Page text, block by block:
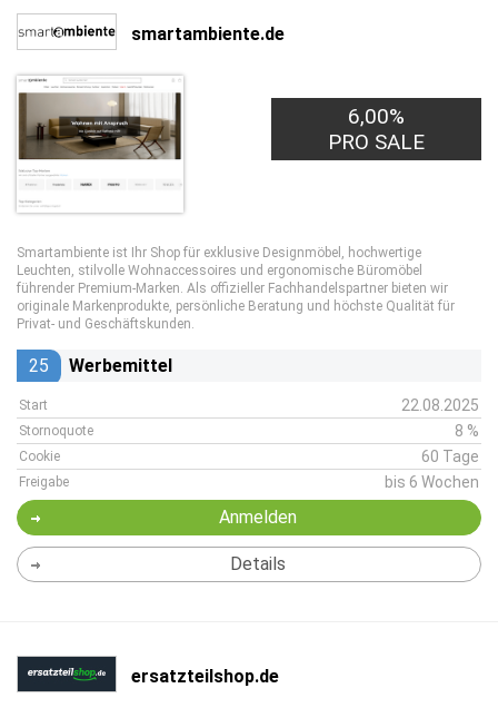
smartambiente.de
6,00%
PRO SALE
Smartambiente ist Ihr Shop für exklusive Designmöbel, hochwertige
Leuchten, stilvolle Wohnaccessoires und ergonomische Büromöbel
führender Premium-Marken. Als offizieller Fachhandelspartner bieten wir
originale Markenprodukte, persönliche Beratung und höchste Qualität für
Privat- und Geschäftskunden.
25 Werbemittel
Start 22.08.2025
Stornoquote 8 %
Cookie 60 Tage
Freigabe bis 6 Wochen
Anmelden
Details
ersatzteilshop.de